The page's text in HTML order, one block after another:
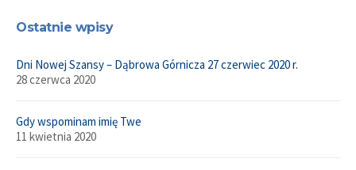
Ostatnie wpisy
Dni Nowej Szansy – Dąbrowa Górnicza 27 czerwiec 2020 r.
28 czerwca 2020
Gdy wspominam imię Twe
11 kwietnia 2020